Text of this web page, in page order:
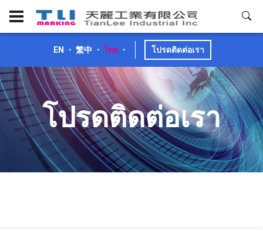
EN ・ 繁中 ・ ไทย ・ โปรดติดต่อเรา
โปรดติดต่อเรา